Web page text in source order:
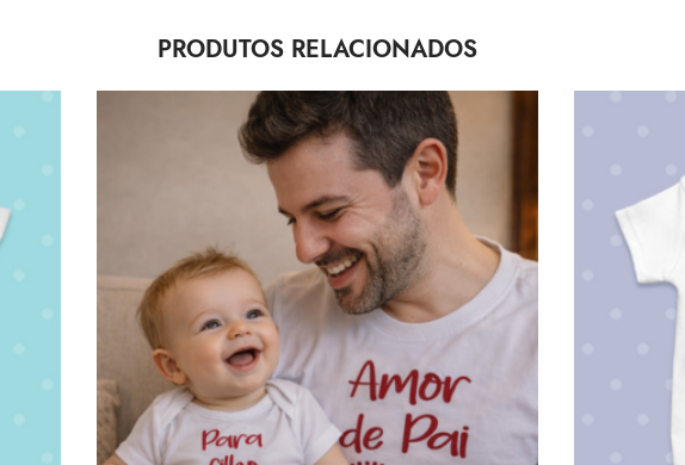
PRODUTOS RELACIONADOS